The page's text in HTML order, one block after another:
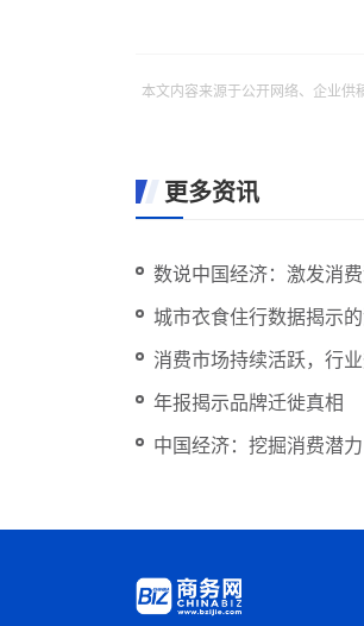
本文内容来源于公开网络、企业
更多资讯
数说中国经济：激发消
城市衣食住行数据揭示
消费市场持续活跃，行
年报揭示品牌迁徙真相
中国经济：挖掘消费潜